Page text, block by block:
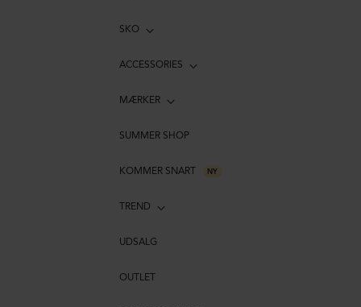
SKO
ACCESSORIES
MÆRKER
SUMMER SHOP
KOMMER SNART NY
TREND
UDSALG
OUTLET